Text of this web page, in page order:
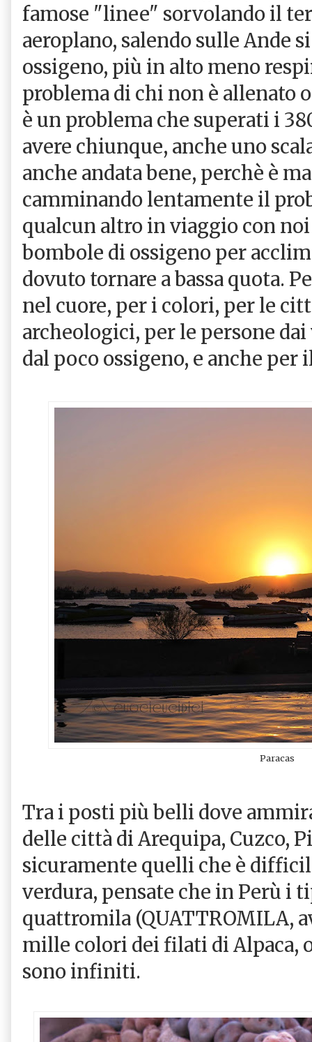
famose "linee" sorvolando il
aeroplano, salendo sulle Ande
ossigeno, più in alto meno
problema di chi non è allenato
è un problema che superati i
avere chiunque, anche uno
anche andata bene, perchè è
camminando lentamente il
qualcun altro in viaggio con
bombole di ossigeno per
dovuto tornare a bassa quota.
nel cuore, per i colori, per le
archeologici, per le persone
dal poco ossigeno, e anche per
Paracas
Tra i posti più belli dove
delle città di Arequipa, Cuzco,
sicuramente quelli che è
verdura, pensate che in Perù i
quattromila (QUATTROMILA,
mille colori dei filati di Alpaca,
sono infiniti.